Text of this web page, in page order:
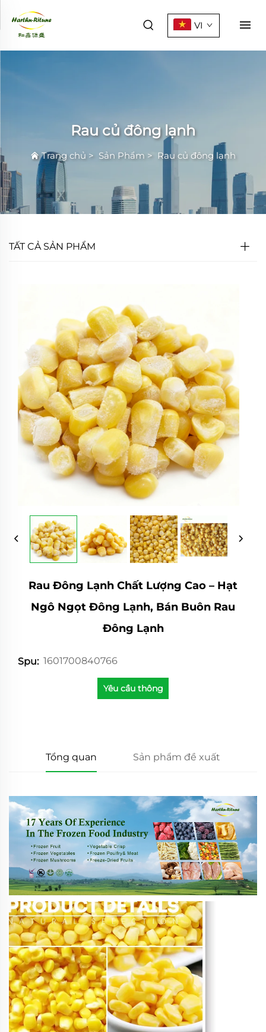
VI
Rau củ đông lạnh
Trang chủ > Sản Phẩm > Rau củ đông lạnh
TẤT CẢ SẢN PHẨM
Rau Đông Lạnh Chất Lượng Cao – Hạt
Ngô Ngọt Đông Lạnh, Bán Buôn Rau
Đông Lạnh
Spu: 1601700840766
Yêu cầu thông
Tổng quan Sản phẩm đề xuất